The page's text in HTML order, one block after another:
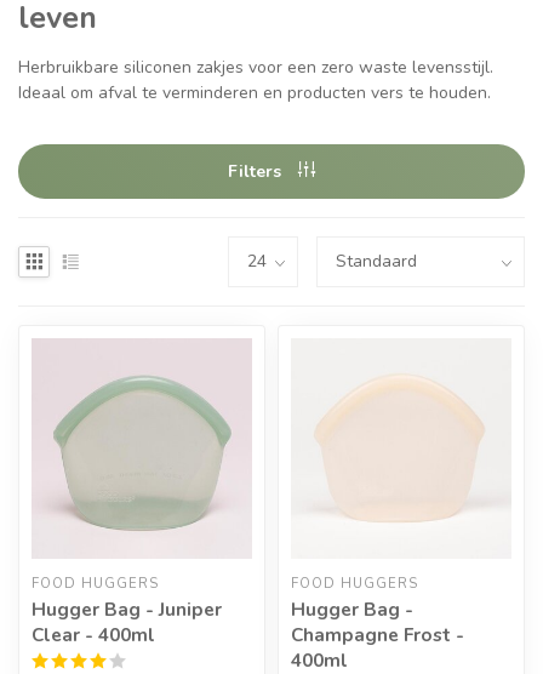
leven
Herbruikbare siliconen zakjes voor een zero waste levensstijl.
Ideaal om afval te verminderen en producten vers te houden.
Filters
FOOD HUGGERS
Hugger Bag - Juniper
Clear - 400ml
FOOD HUGGERS
Hugger Bag -
Champagne Frost -
400ml